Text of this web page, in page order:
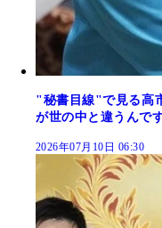
"秘書目線"で見る高
が世の中と違うんで
2026年07月10日 06:30